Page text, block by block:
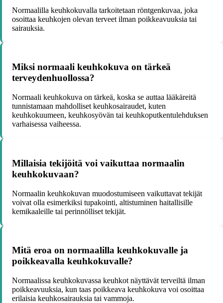
Normaalilla keuhkokuvalla tarkoitetaan röntgenkuvaa, joka
osoittaa keuhkojen olevan terveet ilman poikkeavuuksia tai
sairauksia.
Miksi normaali keuhkokuva on tärkeä
terveydenhuollossa?
Normaali keuhkokuva on tärkeä, koska se auttaa lääkäreitä
tunnistamaan mahdolliset keuhkosairaudet, kuten
keuhkokuumeen, keuhkosyövän tai keuhkoputkentulehduksen
varhaisessa vaiheessa.
Millaisia tekijöitä voi vaikuttaa normaalin
keuhkokuvaan?
Normaalin keuhkokuvan muodostumiseen vaikuttavat tekijät
voivat olla esimerkiksi tupakointi, altistuminen haitallisille
kemikaaleille tai perinnölliset tekijät.
Mitä eroa on normaalilla keuhkokuvalle ja
poikkeavalla keuhkokuvalle?
Normaalissa keuhkokuvassa keuhkot näyttävät terveiltä ilman
poikkeavuuksia, kun taas poikkeava keuhkokuva voi osoittaa
erilaisia keuhkosairauksia tai vammoja.